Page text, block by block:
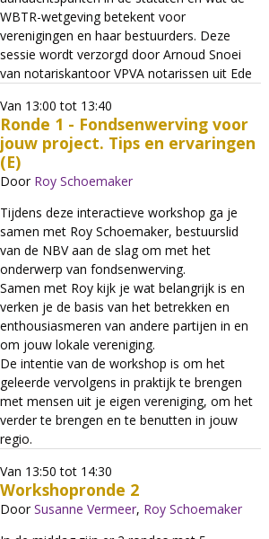
WBTR-wetgeving betekent voor
verenigingen en haar bestuurders. Deze
sessie wordt verzorgd door Arnoud Snoei
van notariskantoor VPVA notarissen uit Ede
Van 13:00 tot 13:40
Ronde 1 - Fondsenwerving voor
jouw project. Tips en ervaringen
(E)
Door Roy Schoemaker
Tijdens deze interactieve workshop ga je
samen met Roy Schoemaker, bestuurslid
van de NBV aan de slag om met het
onderwerp van fondsenwerving.
Samen met Roy kijk je wat belangrijk is en
verken je de basis van het betrekken en
enthousiasmeren van andere partijen in en
om jouw lokale vereniging.
De intentie van de workshop is om het
geleerde vervolgens in praktijk te brengen
met mensen uit je eigen vereniging, om het
verder te brengen en te benutten in jouw
regio.
Van 13:50 tot 14:30
Workshopronde 2
DoorSusanne Vermeer, Roy Schoemaker